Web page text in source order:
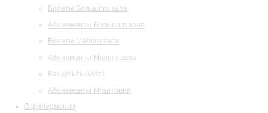
Билеты Большого зала
Абонементы Большого зала
Билеты Малого зала
Абонементы Малого зала
Как купить билет
Абонементы Музитория
О филармонии